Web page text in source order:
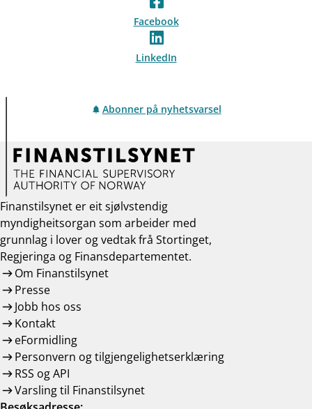
Facebook
LinkedIn
Abonner på nyhetsvarsel
Finanstilsynet er eit sjølvstendig
myndigheitsorgan som arbeider med
grunnlag i lover og vedtak frå Stortinget,
Regjeringa og Finansdepartementet.
Om Finanstilsynet
Presse
Jobb hos oss
Kontakt
eFormidling
Personvern og tilgjengelighetserklæring
RSS og API
Varsling til Finanstilsynet